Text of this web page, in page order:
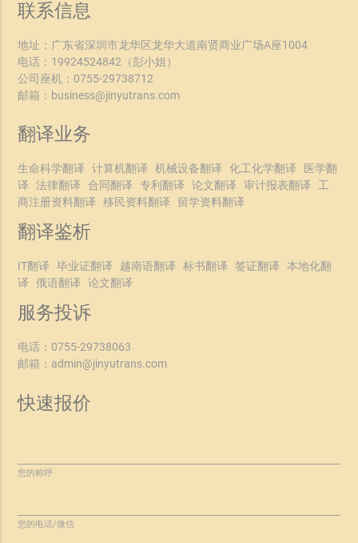
联系信息
地址：广东省深圳市龙华区龙华大道南贤商业广场A座1004
电话： 19924524842 （彭小姐）
公司座机： 0755-29738712
邮箱： business@jinyutrans.com
翻译业务
生命科学翻译 计算机翻译 机械设备翻译 化工化学翻译
医学翻
译
法律翻译 合同翻译 专利翻译 论文翻译 审计报表翻译
工
商注册资料翻译
移民资料翻译 留学资料翻译
翻译鉴析
IT翻译 毕业证翻译 越南语翻译 标书翻译 签证翻译
本地化翻
译
俄语翻译 论文翻译
服务投诉
电话： 0755-29738063
邮箱： admin@jinyutrans.com
快速报价
您的称呼
您的电话/微信